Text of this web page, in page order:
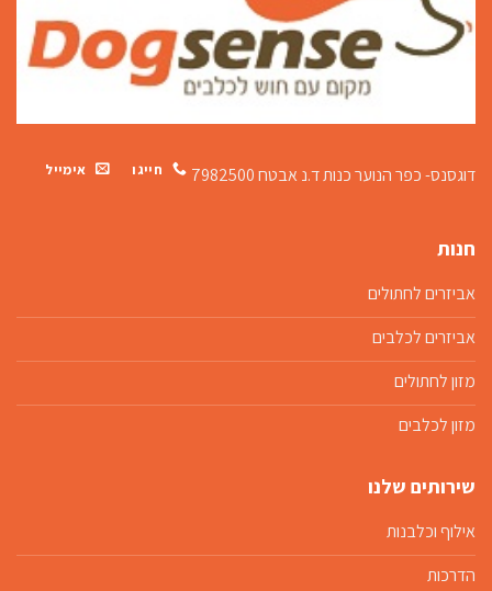
דוגסנס- כפר הנוער כנותד.נ אבטח 7982500 חייגו אימייל
חנות
אביזרים לחתולים
אביזרים לכלבים
מזון לחתולים
מזון לכלבים
שירותים שלנו
אילוף וכלבנות
הדרכות